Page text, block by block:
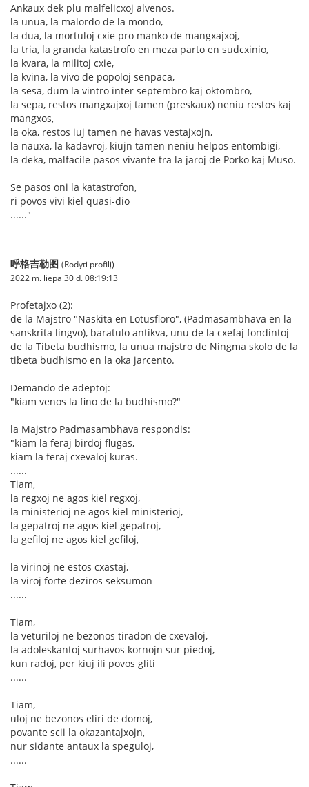
Ankaux dek plu malfelicxoj alvenos.
la unua, la malordo de la mondo,
la dua, la mortuloj cxie pro manko de mangxajxoj,
la tria, la granda katastrofo en meza parto en sudcxinio,
la kvara, la militoj cxie,
la kvina, la vivo de popoloj senpaca,
la sesa, dum la vintro inter septembro kaj oktombro,
la sepa, restos mangxajxoj tamen (preskaux) neniu restos kaj
mangxos,
la oka, restos iuj tamen ne havas vestajxojn,
la nauxa, la kadavroj, kiujn tamen neniu helpos entombigi,
la deka, malfacile pasos vivante tra la jaroj de Porko kaj Muso.
Se pasos oni la katastrofon,
ri povos vivi kiel quasi-dio
......"
呼格吉勒图 (Rodyti profilį)
2022 m. liepa 30 d. 08:19:13
Profetajxo (2):
de la Majstro "Naskita en Lotusfloro", (Padmasambhava en la
sanskrita lingvo), baratulo antikva, unu de la cxefaj fondintoj
de la Tibeta budhismo, la unua majstro de Ningma skolo de la
tibeta budhismo en la oka jarcento.
Demando de adeptoj:
"kiam venos la fino de la budhismo?"
la Majstro Padmasambhava respondis:
"kiam la feraj birdoj flugas,
kiam la feraj cxevaloj kuras.
......
Tiam,
la regxoj ne agos kiel regxoj,
la ministerioj ne agos kiel ministerioj,
la gepatroj ne agos kiel gepatroj,
la gefiloj ne agos kiel gefiloj,
la virinoj ne estos cxastaj,
la viroj forte deziros seksumon
......
Tiam,
la veturiloj ne bezonos tiradon de cxevaloj,
la adoleskantoj surhavos kornojn sur piedoj,
kun radoj, per kiuj ili povos gliti
......
Tiam,
uloj ne bezonos eliri de domoj,
povante scii la okazantajxojn,
nur sidante antaux la speguloj,
......